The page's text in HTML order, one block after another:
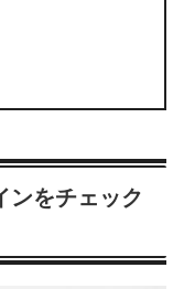
ンをチェック